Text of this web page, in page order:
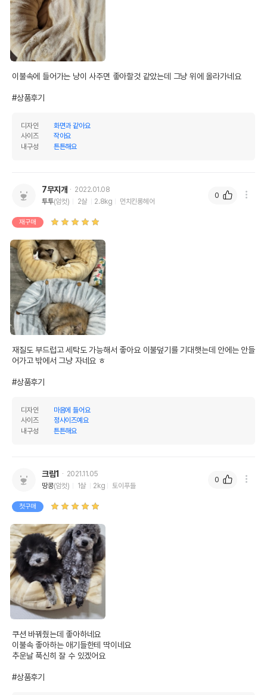
상품 필수 정보
법에 의한 인증,허가 등을
받았음을 확인할수 있는
경우 그에 대한 사항
상세페이지 참조
제조국 또는 원산지
제조자,수입품의 경우
수입자를 함께 표기
AS책임자와 전화번호
또는 소비자상담 관련
전화번호
단, 상품명에 유통기한 명시된 경우, 해당
유통기한을 따릅니다.
이불속에 들어가는 냥이 사주면 좋아할것 같았는데 그냥 위에 올라가네요
#상품후기
디자인
화면과 같아요
사이즈
작아요
내구성
튼튼해요
7무지개
2022.01.08
투투(암컷) 2살 2.8kg 먼치킨롱헤어
재구매
재질도 부드럽고 세탁도 가능해서 좋아요 이불덮기를 기대햇는데 안에는 안들
어가고 밖에서 그냥 자네요 ㅎ
#상품후기
디자인
마음에 들어요
사이즈
정사이즈예요
내구성
튼튼해요
0
크림1
2021.11.05
땅콩(암컷) 1살 2kg 토이푸들
첫구매
쿠션 바꿔줬는데 좋아하네요
이불속 좋아하는 애기들한테 딱이네요
추운날 푹신히 잘 수 있겠어요
#상품후기
0